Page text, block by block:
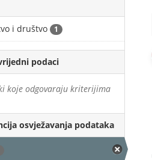
i društvo 1
podaci
koje odgovaraju kriterijima
osvježavanja podataka